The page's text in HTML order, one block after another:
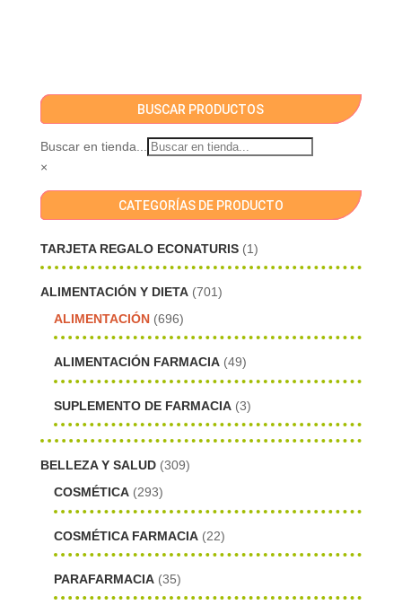
BUSCAR PRODUCTOS
Buscar en tienda...
×
CATEGORÍAS DE PRODUCTO
TARJETA REGALO ECONATURIS (1)
ALIMENTACIÓN Y DIETA (701)
ALIMENTACIÓN (696)
ALIMENTACIÓN FARMACIA (49)
SUPLEMENTO DE FARMACIA (3)
BELLEZA Y SALUD (309)
COSMÉTICA (293)
COSMÉTICA FARMACIA (22)
PARAFARMACIA (35)